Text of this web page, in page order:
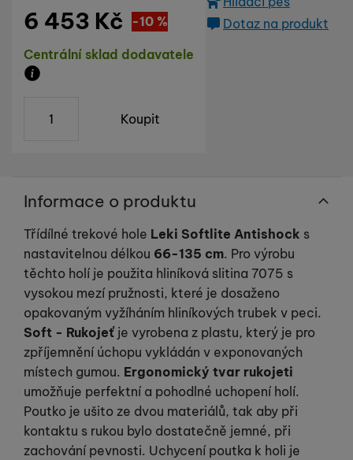
Dostupnost
Centrální sklad dodavatele
Sleva
717 Kč
(
-10 %
6 453 Kč
Koupit
Dotaz na produkt
Informace o produktu
Třídílné trekové hole Leki Softlite Antishock s
nastavitelnou délkou 66-135 cm. Pro výrobu
těchto holí je použita hliníková slitina 7075 s
vysokou mezí pružnosti, které je dosaženo
opakovaným vyžíháním hliníkových trubek v peci.
Soft - Rukojeť je vyrobena z plastu, který je pro
zpříjemnění úchopu vykládán v exponovaných
místech gumou. Ergonomický tvar rukojeti
umožňuje perfektní a pohodlné uchopení holí.
Poutko je ušito ze dvou materiálů, tak aby při
kontaktu s rukou bylo dostatečně jemné, při
zachování pevnosti. Uchycení poutka k holi je